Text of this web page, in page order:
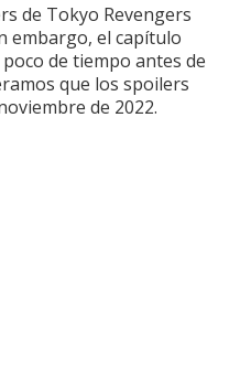
de Tokyo Revengers
embargo, el capítulo
de tiempo antes de
que los spoilers
de 2022.